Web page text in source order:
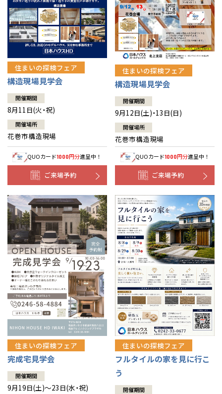
住まいの探検フェア
構造現場見学会
開催期間
8月11日(火・祝)
開催場所
花巻市構造現場
QUOカード1000円分進呈中！
ご来場予約
住まいの探検フェア
構造現場見学会
開催期間
9月12日(土)・13日(日)
開催場所
花巻市構造現場
QUOカード1000円分進呈中！
ご来場予約
住まいの探検フェア
完成宅見学会
開催期間
9月19日(土)～23日(水・祝)
住まいの探検フェア
フルタイルの家を見に行こ
う
開催期間